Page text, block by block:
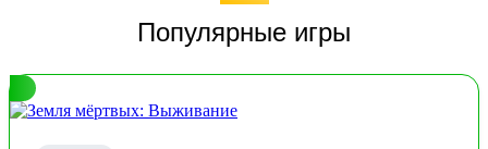
Популярные игры